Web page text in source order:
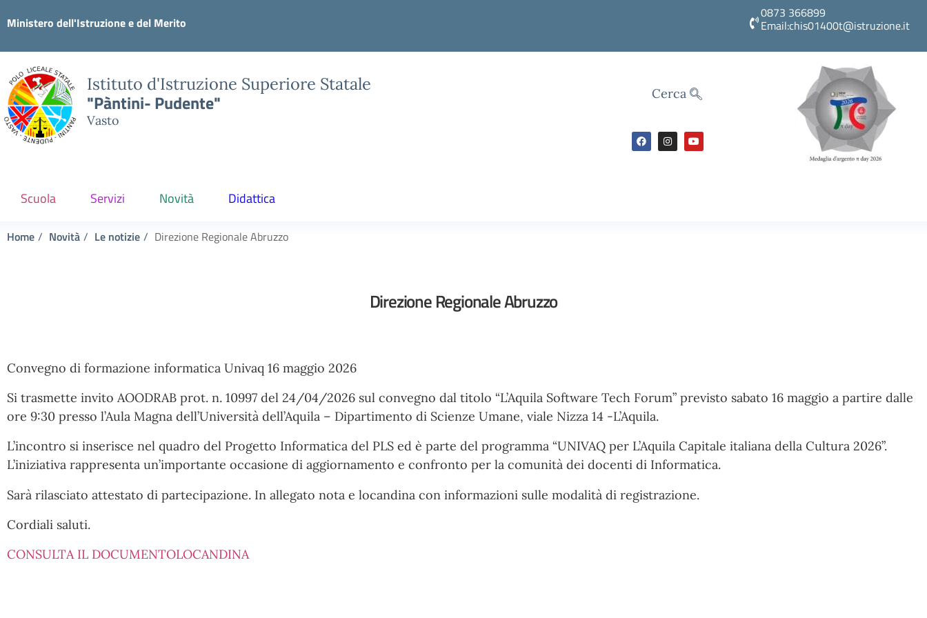
Ministero dell'Istruzione e del Merito
0873 366899
Email:chis01400t@istruzione.it
Istituto d'Istruzione Superiore Statale
"Pàntini- Pudente"
Vasto
Cerca
Scuola Servizi Novità Didattica
Home Novità Le notizie Direzione Regionale Abruzzo
Direzione Regionale Abruzzo
Convegno di formazione informatica Univaq 16 maggio 2026
Si trasmette invito AOODRAB prot. n. 10997 del 24/04/2026 sul convegno dal titolo “L’Aquila Software Tech Forum” previsto sabato 16 maggio a partire dalle
ore 9:30 presso l’Aula Magna dell’Università dell’Aquila – Dipartimento di Scienze Umane, viale Nizza 14 -L’Aquila.
L’incontro si inserisce nel quadro del Progetto Informatica del PLS ed è parte del programma “UNIVAQ per L’Aquila Capitale italiana della Cultura 2026”.
L’iniziativa rappresenta un’importante occasione di aggiornamento e confronto per la comunità dei docenti di Informatica.
Sarà rilasciato attestato di partecipazione. In allegato nota e locandina con informazioni sulle modalità di registrazione.
Cordiali saluti.
CONSULTA IL DOCUMENTOLOCANDINA